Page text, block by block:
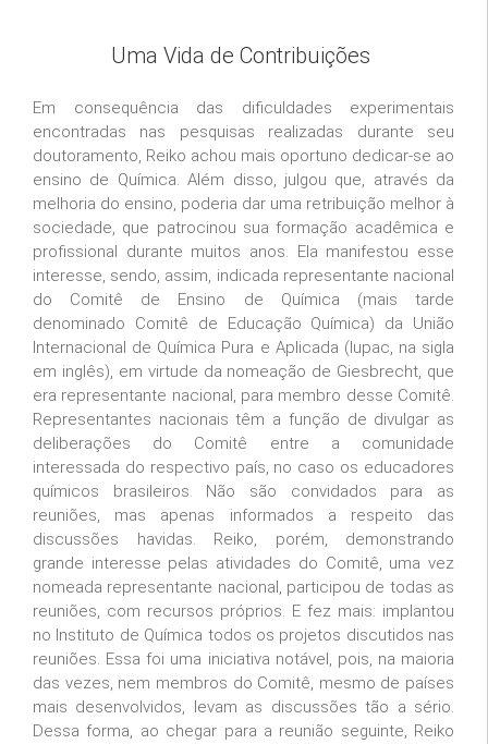
Uma Vida de Contribuições
Em consequência das dificuldades experimentais
encontradas nas pesquisas realizadas durante seu
doutoramento, Reiko achou mais oportuno dedicar-se ao
ensino de Química. Além disso, julgou que, através da
melhoria do ensino, poderia dar uma retribuição melhor à
sociedade, que patrocinou sua formação acadêmica e
profissional durante muitos anos. Ela manifestou esse
interesse, sendo, assim, indicada representante nacional
do Comitê de Ensino de Química (mais tarde
denominado Comitê de Educação Química) da União
Internacional de Química Pura e Aplicada (Iupac, na sigla
em inglês), em virtude da nomeação de Giesbrecht, que
era representante nacional, para membro desse Comitê.
Representantes nacionais têm a função de divulgar as
deliberações do Comitê entre a comunidade
interessada do respectivo país, no caso os educadores
químicos brasileiros. Não são convidados para as
reuniões, mas apenas informados a respeito das
discussões havidas. Reiko, porém, demonstrando
grande interesse pelas atividades do Comitê, uma vez
nomeada representante nacional, participou de todas as
reuniões, com recursos próprios. E fez mais: implantou
no Instituto de Química todos os projetos discutidos nas
reuniões. Essa foi uma iniciativa notável, pois, na maioria
das vezes, nem membros do Comitê, mesmo de países
mais desenvolvidos, levam as discussões tão a sério.
Dessa forma, ao chegar para a reunião seguinte, Reiko